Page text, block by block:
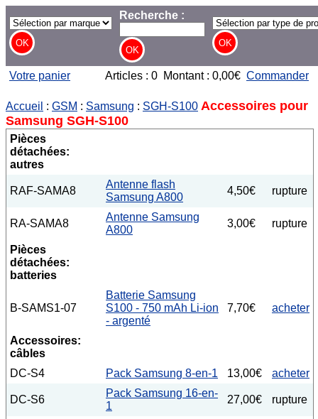
Recherche :
Votre panier Articles : 0 Montant : 0,00€ Commander
Accueil : GSM : Samsung : SGH-S100 Accessoires pour
Samsung SGH-S100
Pièces
détachées:
autres
RAF-SAMA8
Antenne flash
Samsung A800
4,50€ rupture
RA-SAMA8
Antenne Samsung
A800
3,00€ rupture
Pièces
détachées:
batteries
B-SAMS1-07
Batterie Samsung
S100 - 750 mAh Li-ion
- argenté
7,70€ acheter
Accessoires:
câbles
DC-S4
Pack Samsung 8-en-1 13,00€ acheter
DC-S6
Pack Samsung 16-en-
1
27,00€ rupture